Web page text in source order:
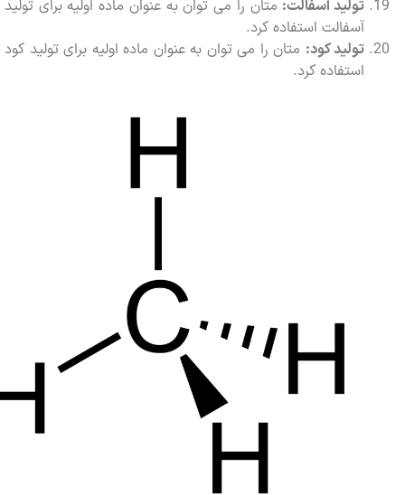
تولید آسفالت:متان را می توان به عنوان ماده اولیه برای تولید
آسفالت استفاده کرد.
تولید کود:متان را می توان به عنوان ماده اولیه برای تولید کود
استفاده کرد.